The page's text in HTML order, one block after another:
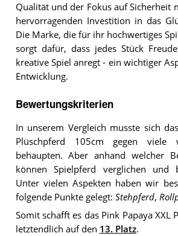
Qualität und der Fokus auf Sicherheit
hervorragenden Investition in das
Die Marke, die für ihr hochwertiges
sorgt dafür, dass jedes Stück
kreative Spiel anregt - ein wichtiger
Entwicklung.
Bewertungskriterien
In unserem Vergleich musste sich
Plüschpferd 105cm gegen viele
behaupten. Aber anhand welcher
können Spielpferd verglichen und
Unter vielen Aspekten haben wir
folgende Punkte gelegt: Stehpferd,
Somit schafft es das Pink Papaya XXL
letztendlich auf den 13. Platz.